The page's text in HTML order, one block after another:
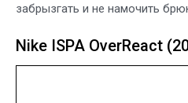
забрызгать и не намочить
Nike ISPA OverReact